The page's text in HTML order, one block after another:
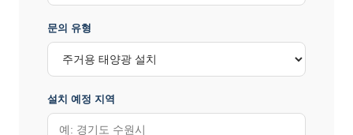
문의 유형
설치 예정 지역